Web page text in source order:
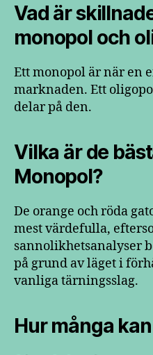
Vad är
monopol och
Ett monopol är när en
marknaden. Ett
delar på den.
Vilka är de
Monopol?
De orange och röda
mest värdefulla,
sannolikhetsanalyser
på grund av läget i
vanliga tärningsslag.
Hur många